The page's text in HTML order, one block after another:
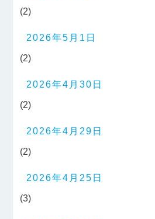
(2)
2026年5月1日
(2)
2026年4月30日
(2)
2026年4月29日
(2)
2026年4月25日
(3)